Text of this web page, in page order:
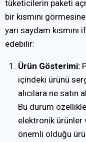
tüketicilerin paketi
bir kısmını
yarı saydam
edebilir:
Ürün Gösterimi:
içindeki ürünü
alıcılara ne satın
Bu durum
elektronik ürünler
önemli olduğu